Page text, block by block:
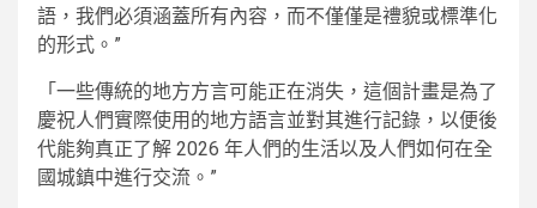
語，我們必須涵蓋所有內容，而不僅僅是禮貌或標準化
的形式。”
「一些傳統的地方方言可能正在消失，這個計畫是為了
慶祝人們實際使用的地方語言並對其進行記錄，以便後
代能夠真正了解 2026 年人們的生活以及人們如何在全
國城鎮中進行交流。”